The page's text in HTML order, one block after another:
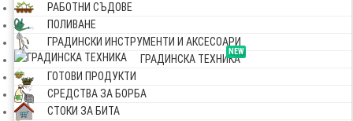
РАБОТНИ СЪДОВЕ
ПОЛИВАНЕ
ГРАДИНСКИ ИНСТРУМЕНТИ И АКСЕСОАРИ
NEW
ГРАДИНСКА ТЕХНИКА
ГОТОВИ ПРОДУКТИ
СРЕДСТВА ЗА БОРБА
СТОКИ ЗА БИТА